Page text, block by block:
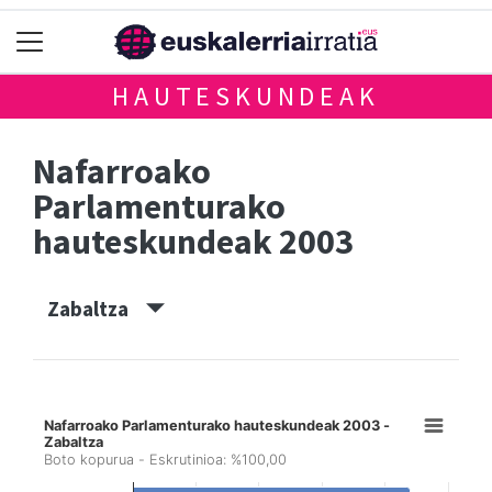
HAUTESKUNDEAK
Nafarroako
Parlamenturako
hauteskundeak 2003
Zabaltza
Nafarroako Parlamenturako hauteskundeak 2003 -
Zabaltza
Boto kopurua - Eskrutinioa: %100,00